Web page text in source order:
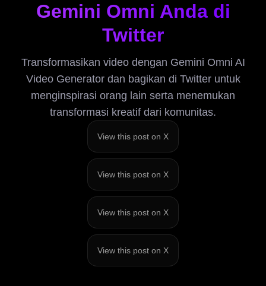
Gemini Omni Anda di
Twitter
Transformasikan video dengan Gemini Omni AI
Video Generator dan bagikan di Twitter untuk
menginspirasi orang lain serta menemukan
transformasi kreatif dari komunitas.
View this post on X
View this post on X
View this post on X
View this post on X